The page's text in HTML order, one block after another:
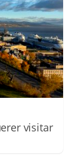
visitar